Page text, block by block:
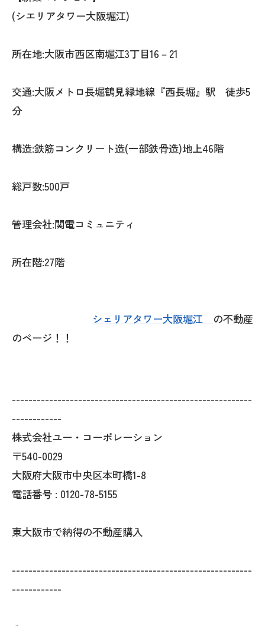
(シエリアタワー大阪堀江)
所在地:大阪市西区南堀江3丁目16－21
交通:大阪メトロ長堀鶴見緑地線『西長堀』駅 徒歩5
分
構造:鉄筋コンクリート造(一部鉄骨造)地上46階
総戸数:500戸
管理会社:関電コミュニティ
所在階:27階
シェリアタワー大阪堀江 の不動産
のページ！！
----------------------------------------------------------
------------
株式会社ユー・コーポレーション
〒540-0029
大阪府大阪市中央区本町橋1-8
電話番号 : 0120-78-5155
東大阪市で納得の不動産購入
----------------------------------------------------------
------------